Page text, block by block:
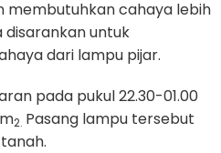
membutuhkan cahaya lebih
disarankan untuk
dari lampu pijar.
pada pukul 22.30-01.00
2. Pasang lampu tersebut